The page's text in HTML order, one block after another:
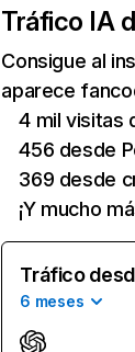
Tráfico IA
Consigue al
aparece
4 mil visitas
456 desde
369 desde
¡Y mucho
Tráfico
6 meses